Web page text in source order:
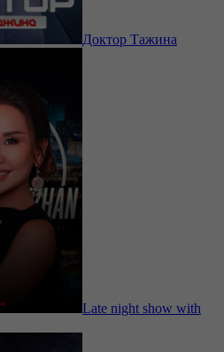
Доктор Тажина
Late night show with